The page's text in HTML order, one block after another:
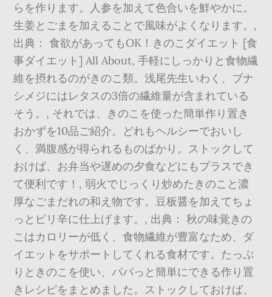
らを作ります。人参を加えて色合いを鮮やかに。
生姜とごまを加えることで風味がよくなります。,
出典： 食欲があってもOK！きのこダイエット [食
事ダイエット] All About, 手軽にしっかりと食物繊
維を摂れるのがきのこ類。浅尾先生いわく、ブナ
シメジにはレタスの3倍の繊維量が含まれている
そう。, それでは、きのこを使った簡単作り置き
おかずを10品ご紹介。どれもヘルシーでおいし
く、満腹感が得られるものばかり。ストックして
おけば、お弁当や遅めの夕食などにもプラスでき
て便利です！, 弱火でじっくり炒めたきのこと濃
厚なごまだれの和え物です。豆板醤を加えてちょ
っとピリ辛に仕上げます。, 出典： 秋の味覚きの
こはカロリーが低く、食物繊維が豊富なため、ダ
イエットをサポートしてくれる食材です。たっぷ
りときのこを使い、パパっと簡単にできる作り置
きレシピをまとめました。ストックしておけば、